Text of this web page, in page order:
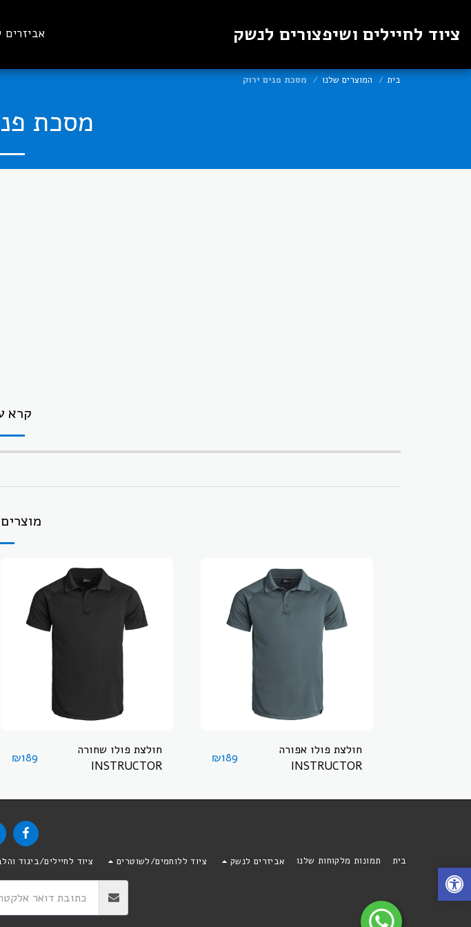
ציוד לחיילים ושיפצורים לנשק
בית המוצרים שלנו מסכת פנים ירוק
מסכת
קרא
חולצת פולו אפורה
INSTRUCTOR
₪189
חולצת פולו שחורה
INSTRUCTOR
₪189
בית תמונות מלקוחות שלנו אביזרים לנשק ציוד ללוחמים/לשוטרים ציוד לחיילים/ביגוד